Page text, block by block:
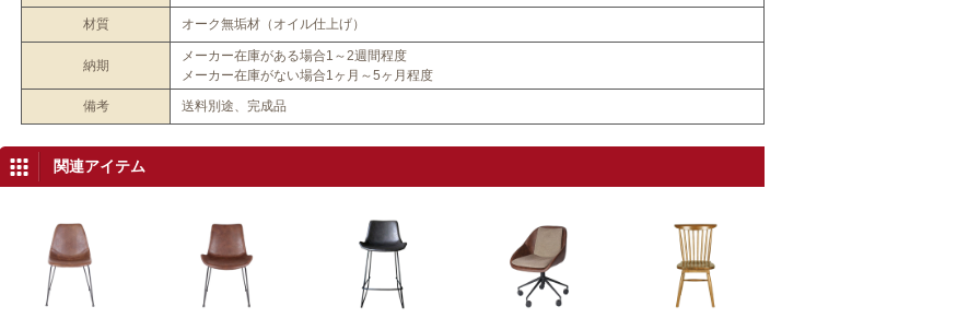
材質 オーク無垢材（オイル仕上げ）
納期
メーカー在庫がある場合1～2週間程度
メーカー在庫がない場合1ヶ月～5ヶ月程度
備考
送料別途、完成品
関連アイテム